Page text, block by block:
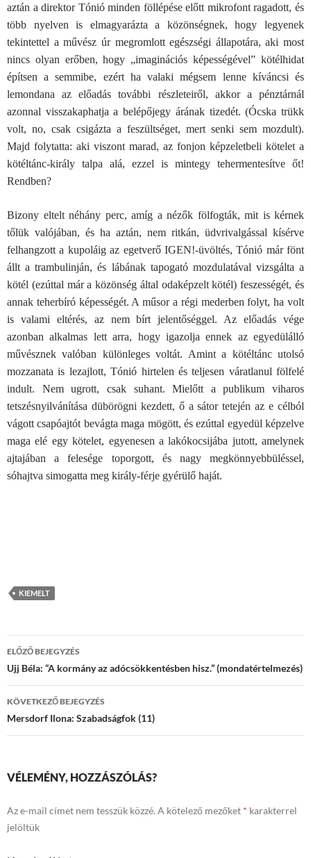
aztán a direktor Tónió minden föllépése előtt mikrofont ragadott, és
több nyelven is elmagyarázta a közönségnek, hogy legyenek
tekintettel a művész úr megromlott egészségi állapotára, aki most
nincs olyan erőben, hogy „imaginációs képességével” kötélhidat
építsen a semmibe, ezért ha valaki mégsem lenne kíváncsi és
lemondana az előadás további részleteiről, akkor a pénztárnál
azonnal visszakaphatja a belépőjegy árának tizedét. (Ócska trükk
volt, no, csak csigázta a feszültséget, mert senki sem mozdult).
Majd folytatta: aki viszont marad, az fonjon képzeletbeli kötelet a
kötéltánc-király talpa alá, ezzel is mintegy tehermentesítve őt!
Rendben?
Bizony eltelt néhány perc, amíg a nézők fölfogták, mit is kérnek
tőlük valójában, és ha aztán, nem ritkán, üdvrivalgással kísérve
felhangzott a kupoláig az egetverő IGEN!-üvöltés, Tónió már fönt
állt a trambulinján, és lábának tapogató mozdulatával vizsgálta a
kötél (ezúttal már a közönség által odaképzelt kötél) feszességét, és
annak teherbíró képességét. A műsor a régi mederben folyt, ha volt
is valami eltérés, az nem bírt jelentőséggel. Az előadás vége
azonban alkalmas lett arra, hogy igazolja ennek az egyedülálló
művésznek valóban különleges voltát. Amint a kötéltánc utolsó
mozzanata is lezajlott, Tónió hirtelen és teljesen váratlanul fölfelé
indult. Nem ugrott, csak suhant. Mielőtt a publikum viharos
tetszésnyilvánítása dübörögni kezdett, ő a sátor tetején az e célból
vágott csapóajtót bevágta maga mögött, és ezúttal egyedül képzelve
maga elé egy kötelet, egyenesen a lakókocsijába jutott, amelynek
ajtajában a felesége toporgott, és nagy megkönnyebbüléssel,
sóhajtva simogatta meg király-férje gyérülő haját.
KIEMELT
Bejegyzések
navigációja
ELŐZŐ BEJEGYZÉS
Ujj Béla: “A kormány az adócsökkentésben hisz.” (mondatértelmezés)
KÖVETKEZŐ BEJEGYZÉS
Mersdorf Ilona: Szabadságfok (11)
VÉLEMÉNY, HOZZÁSZÓLÁS?
Az e-mail címet nem tesszük közzé. A kötelező mezőket * karakterrel
jelöltük